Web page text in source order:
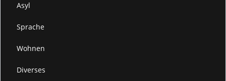
Asyl
Sprache
Wohnen
Diverses